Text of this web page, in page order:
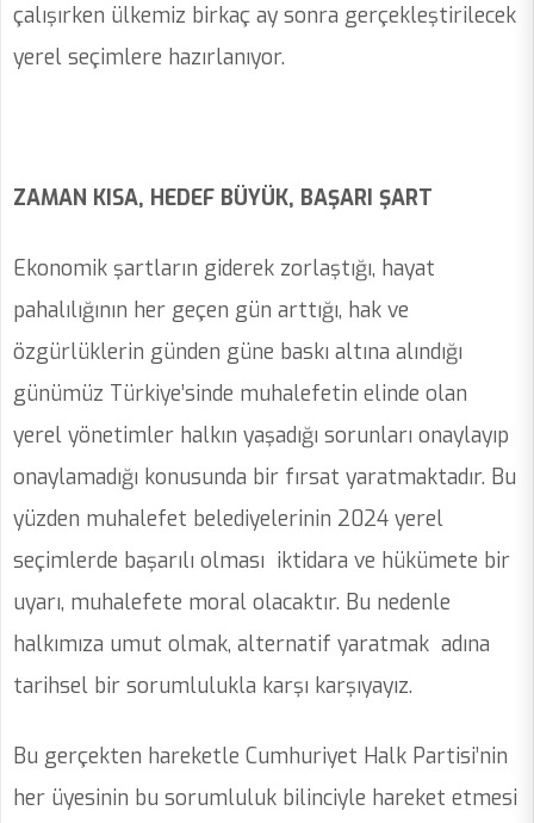
çalışırken ülkemiz birkaç ay sonra gerçekleştirilecek
yerel seçimlere hazırlanıyor.
ZAMAN KISA, HEDEF BÜYÜK, BAŞARI ŞART
Ekonomik şartların giderek zorlaştığı, hayat
pahalılığının her geçen gün arttığı, hak ve
özgürlüklerin günden güne baskı altına alındığı
günümüz Türkiye’sinde muhalefetin elinde olan
yerel yönetimler halkın yaşadığı sorunları onaylayıp
onaylamadığı konusunda bir fırsat yaratmaktadır. Bu
yüzden muhalefet belediyelerinin 2024 yerel
seçimlerde başarılı olması iktidara ve hükümete bir
uyarı, muhalefete moral olacaktır. Bu nedenle
halkımıza umut olmak, alternatif yaratmak adına
tarihsel bir sorumlulukla karşı karşıyayız.
Bu gerçekten hareketle Cumhuriyet Halk Partisi’nin
her üyesinin bu sorumluluk bilinciyle hareket etmesi